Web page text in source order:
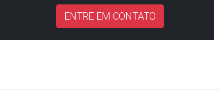
ENTRE EM CONTATO